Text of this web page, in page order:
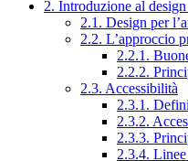
2. Introduzione al
2.1. Design per
2.2. L’approccio
2.2.1.
2.2.2.
2.3. Accessibilità
2.3.1.
2.3.2.
2.3.3.
2.3.4.